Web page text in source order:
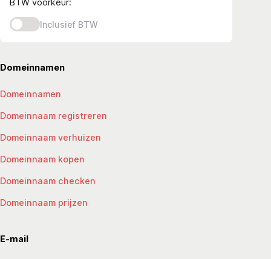
Inclusief BTW
Domeinnamen
Domeinnamen
Domeinnaam registreren
Domeinnaam verhuizen
Domeinnaam kopen
Domeinnaam checken
Domeinnaam prijzen
E-mail